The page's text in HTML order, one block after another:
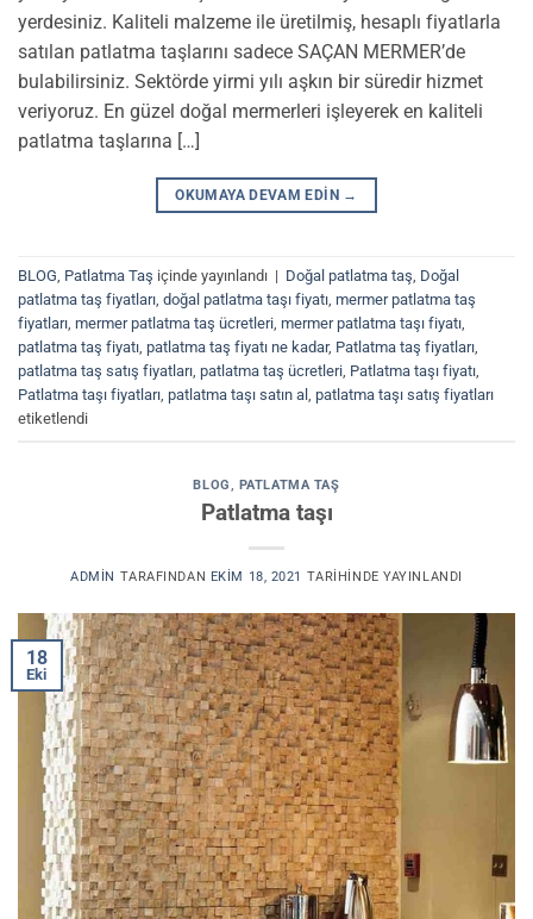
yerdesiniz. Kaliteli malzeme ile üretilmiş, hesaplı fiyatlarla
satılan patlatma taşlarını sadece SAÇAN MERMER’de
bulabilirsiniz. Sektörde yirmi yılı aşkın bir süredir hizmet
veriyoruz. En güzel doğal mermerleri işleyerek en kaliteli
patlatma taşlarına […]
OKUMAYA DEVAM EDIN →
BLOG, Patlatma Taş içinde yayınlandı | Doğal patlatma taş, Doğal
patlatma taş fiyatları, doğal patlatma taşı fiyatı, mermer patlatma taş
fiyatları, mermer patlatma taş ücretleri, mermer patlatma taşı fiyatı,
patlatma taş fiyatı, patlatma taş fiyatı ne kadar, Patlatma taş fiyatları,
patlatma taş satış fiyatları, patlatma taş ücretleri, Patlatma taşı fiyatı,
Patlatma taşı fiyatları, patlatma taşı satın al , patlatma taşı satış fiyatları
etiketlendi
BLOG, PATLATMA TAŞ
Patlatma taşı
ADMIN TARAFINDAN EKIM 18, 2021 TARIHINDE YAYINLANDI
18
Eki